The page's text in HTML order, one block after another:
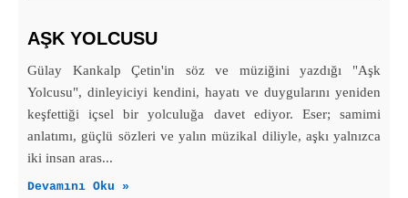
AŞK YOLCUSU
Gülay Kankalp Çetin'in söz ve müziğini yazdığı "Aşk
Yolcusu", dinleyiciyi kendini, hayatı ve duygularını yeniden
keşfettiği içsel bir yolculuğa davet ediyor. Eser; samimi
anlatımı, güçlü sözleri ve yalın müzikal diliyle, aşkı yalnızca
iki insan aras...
Devamını Oku »